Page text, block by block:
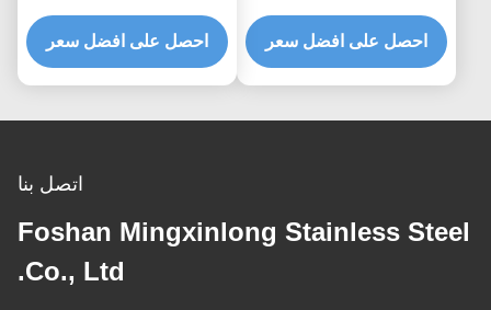
بالليزر مقطوع بالليزر مقسم
غرفة من المعدن الذهبي
AISI JIS
احصل على افضل سعر
300 سم ألواح الزينة
المعدنية الصفائح
احصل على افضل سعر
اتصل بنا
Foshan Mingxinlong Stainless Steel
Co., Ltd.